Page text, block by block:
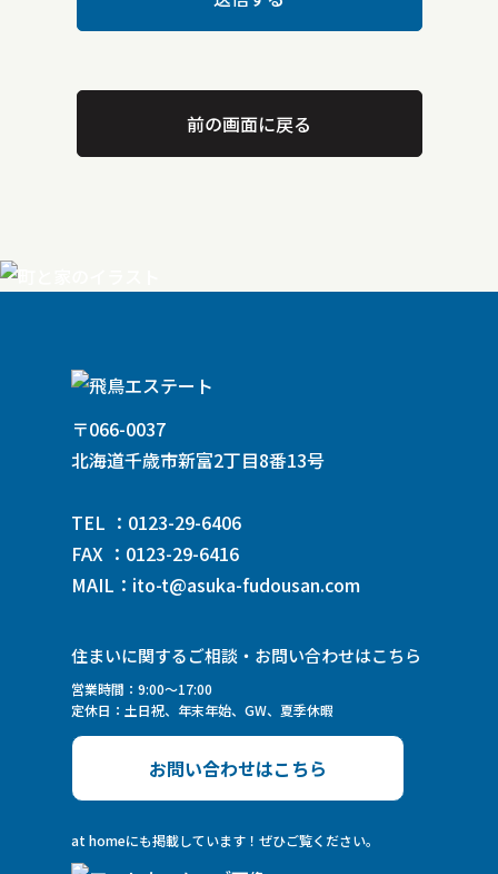
前の画面に戻る
〒066-0037
北海道千歳市新富2丁目8番13号
TEL ：0123-29-6406
FAX ：0123-29-6416
MAIL：ito-t@asuka-fudousan.com
住まいに関するご相談・お問い合わせはこちら
営業時間：9:00～17:00
定休日：土日祝、年末年始、GW、夏季休暇
お問い合わせはこちら
at homeにも掲載しています！ぜひご覧ください。